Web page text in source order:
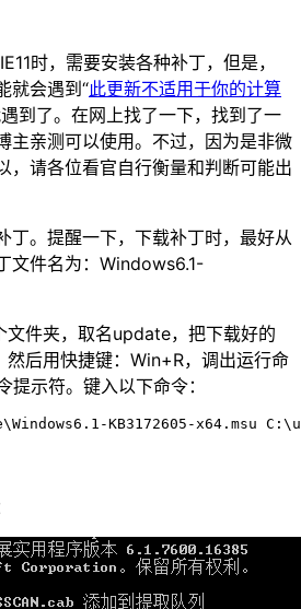
时，需要安装各种补丁，但是，
就会遇到“此更新不适用于你的计算
到了。在网上找了一下，找到了一
主亲测可以使用。不过，因为是非微
，请各位看官自行衡量和判断可能出
丁。提醒一下，下载补丁时，最好从
文件名为：Windows6.1-
文件夹，取名update，把下载好的
后用快捷键：Win+R，调出运行命
示符。键入以下命令：
KB3172605-x64.msu